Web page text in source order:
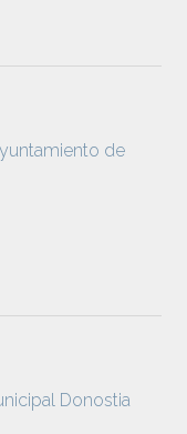
de
Donostia